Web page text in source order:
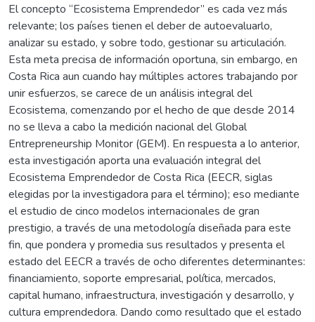
El concepto “Ecosistema Emprendedor” es cada vez más
relevante; los países tienen el deber de autoevaluarlo,
analizar su estado, y sobre todo, gestionar su articulación.
Esta meta precisa de información oportuna, sin embargo, en
Costa Rica aun cuando hay múltiples actores trabajando por
unir esfuerzos, se carece de un análisis integral del
Ecosistema, comenzando por el hecho de que desde 2014
no se lleva a cabo la medición nacional del Global
Entrepreneurship Monitor (GEM). En respuesta a lo anterior,
esta investigación aporta una evaluación integral del
Ecosistema Emprendedor de Costa Rica (EECR, siglas
elegidas por la investigadora para el término); eso mediante
el estudio de cinco modelos internacionales de gran
prestigio, a través de una metodología diseñada para este
fin, que pondera y promedia sus resultados y presenta el
estado del EECR a través de ocho diferentes determinantes:
financiamiento, soporte empresarial, política, mercados,
capital humano, infraestructura, investigación y desarrollo, y
cultura emprendedora. Dando como resultado que el estado